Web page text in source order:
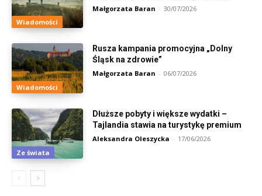
Wiadomości
Małgorzata Baran - 30/07/2026
Wiadomości
Rusza kampania promocyjna „Dolny
Śląsk na zdrowie”
Małgorzata Baran - 06/07/2026
Ze świata
Dłuższe pobyty i większe wydatki –
Tajlandia stawia na turystykę premium
Aleksandra Oleszycka - 17/06/2026